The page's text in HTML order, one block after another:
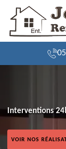
Interventions
VOIR NOS